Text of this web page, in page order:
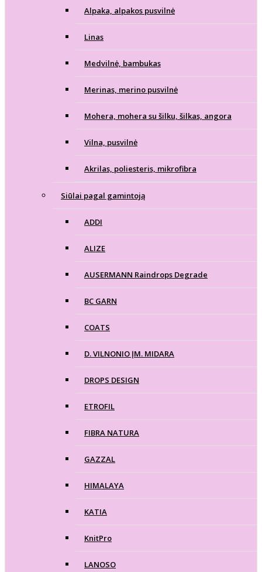
Alpaka, alpakos pusvilnė
Linas
Medvilnė, bambukas
Merinas, merino pusvilnė
Mohera, mohera su šilku, šilkas, angora
Vilna, pusvilnė
Akrilas, poliesteris, mikrofibra
Siūlai pagal gamintoją
ADDI
ALIZE
AUSERMANN Raindrops Degrade
BC GARN
COATS
D. VILNONIO ĮM. MIDARA
DROPS DESIGN
ETROFIL
FIBRA NATURA
GAZZAL
HIMALAYA
KATIA
KnitPro
LANOSO